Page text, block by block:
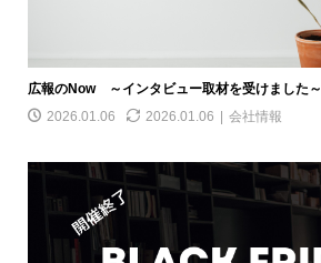
広報のNow ～インタビュー取材を受けました～
2026.01.06
2026.01.06 会社情報